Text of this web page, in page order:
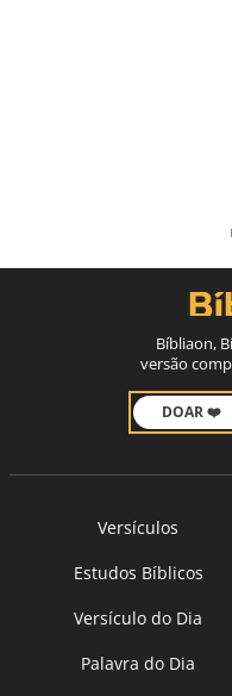
Bíbliaon,
versão
DOAR ❤️
Versículos
Estudos Bíblicos
Versículo do Dia
Palavra do Dia